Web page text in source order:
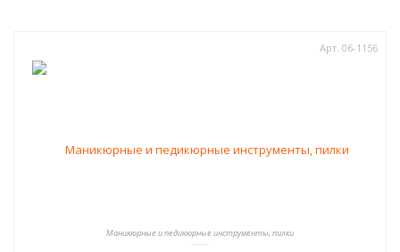
Арт. 06-1156
Маникюрные и педикюрные инструменты, пилки